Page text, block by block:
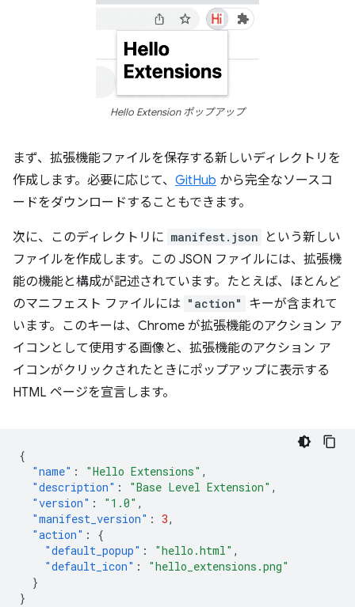
Hello Extension ポップアップ
まず、拡張機能ファイルを保存する新しいディレクトリを
作成します。必要に応じて、 GitHub から完全なソースコ
ードをダウンロードすることもできます。
次に、このディレクトリに manifest.json
という新しい
ファイルを作成します。この JSON ファイルには、拡張機
能の機能と構成が記述されています。たとえば、ほとんど
のマニフェスト ファイルには "action"
キーが含まれて
います。このキーは、Chrome が拡張機能のアクション ア
イコンとして使用する画像と、拡張機能のアクション ア
イコンがクリックされたときにポップアップに表示する
HTML ページを宣言します。
{
"name" : "Hello Extensions" ,
"description" : "Base Level Extension" ,
"version" : "1.0" ,
"manifest_version" : 3,
"action" :
{
"default_popup" : "hello.html" ,
"default_icon" :
"hello_extensions.png"
}
}